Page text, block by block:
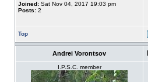
Joined: Sat Nov 04, 2017 19:03 pm
Posts: 2
Top
Andrei Vorontsov
I.P.S.C. member